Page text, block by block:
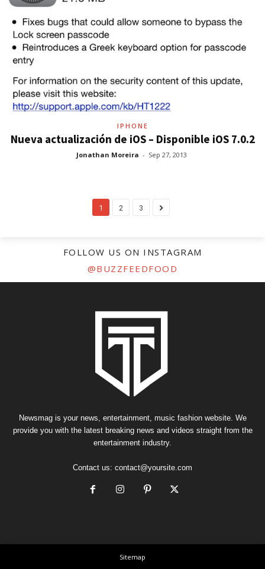
IPHONE
Nueva actualización de iOS – Disponible iOS 7.0.2
Jonathan Moreira - Sep 27, 2013
1 2 3
FOLLOW US ON INSTAGRAM
@BUZZFEEDFOOD
Newsmag is your news, entertainment, music fashion website. We
provide you with the latest breaking news and videos straight from the
entertainment industry.
Contact us: contact@yoursite.com
Sitemap